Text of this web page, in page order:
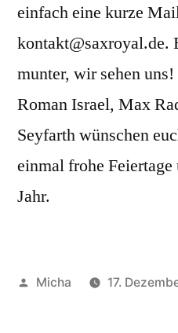
einfach eine kurze
kontakt@saxroyal.de.
munter, wir sehen
Roman Israel, Max
Seyfarth wünschen
einmal frohe Feiertage
Jahr.
Veröffentlicht
Micha 17.